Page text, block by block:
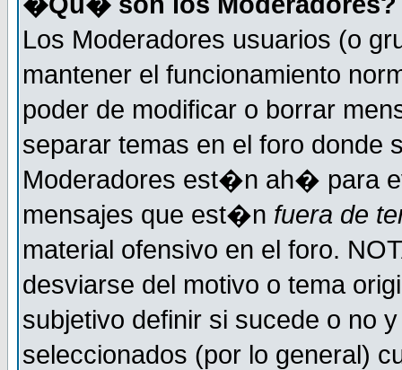
Los Moderadores usuarios (o
mantener el funcionamiento
poder de modificar o borrar
separar temas en el foro donde
Moderadores est�n ah� para
mensajes que est�n fuera de
material ofensivo en el foro.
desviarse del motivo o tema
subjetivo definir si sucede o no
seleccionados (por lo general)